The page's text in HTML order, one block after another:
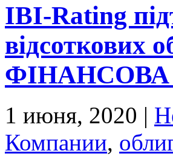
IBI-Rating
відсоткових
ФІНАНСОВА
1 июня, 2020 |
Компании,